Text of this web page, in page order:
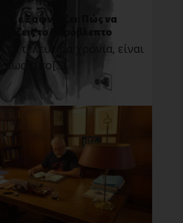
Σε Ξαφνιάζει: Πώς να
το Απρόβλεπτο
τα τελευταία χρόνια, είναι
πως τίπο[...]